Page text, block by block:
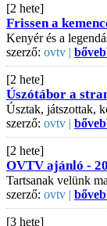
[2 hete]
Frissen a
Kenyér és a
szerző: ovtv |
[2 hete]
Úszótábor a
Úsztak, játszottak,
szerző: ovtv |
[2 hete]
OVTV ajánló -
Tartsanak velünk
szerző: ovtv |
[3 hete]